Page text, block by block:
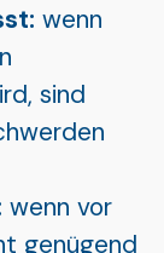
wenn
sind
wenn vor
genügend